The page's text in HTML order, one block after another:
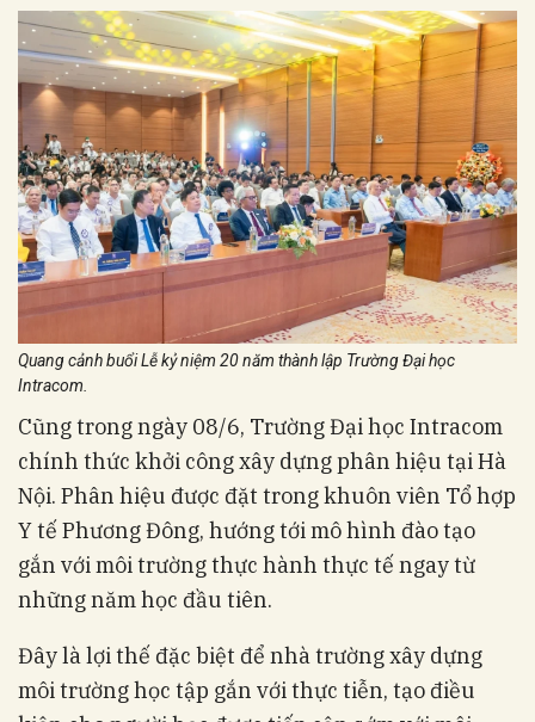
Quang cảnh buổi Lễ kỷ niệm 20 năm thành lập Trường Đại học
Intracom.
Cũng trong ngày 08/6, Trường Đại học Intracom
chính thức khởi công xây dựng phân hiệu tại Hà
Nội. Phân hiệu được đặt trong khuôn viên Tổ hợp
Y tế Phương Đông, hướng tới mô hình đào tạo
gắn với môi trường thực hành thực tế ngay từ
những năm học đầu tiên.
Đây là lợi thế đặc biệt để nhà trường xây dựng
môi trường học tập gắn với thực tiễn, tạo điều